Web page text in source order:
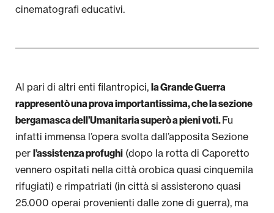
cinematografi educativi.
Al pari di altri enti filantropici, la Grande Guerra
rappresentò una prova importantissima, che la sezione
bergamasca dell’Umanitaria superò a pieni voti.Fu
infatti immensa l’opera svolta dall’apposita Sezione
per l’assistenza profughi (dopo la rotta di Caporetto
vennero ospitati nella città orobica quasi cinquemila
rifugiati) e rimpatriati (in città si assisterono quasi
25.000 operai provenienti dalle zone di guerra), ma